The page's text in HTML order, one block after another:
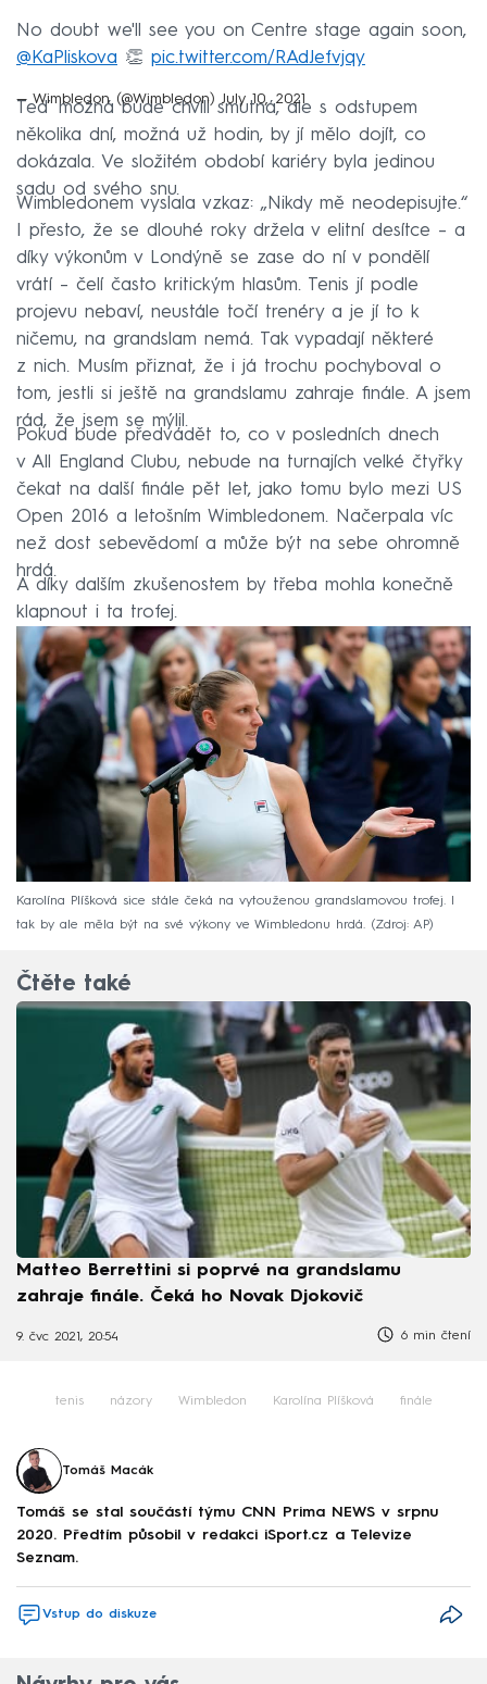
No doubt we'll see you on Centre stage again soon,
@KaPliskova 👏 pic.twitter.com/RAdJefvjqy
— Wimbledon (@Wimbledon) July 10, 2021
Teď možná bude chvíli smutná, ale s odstupem
několika dní, možná už hodin, by jí mělo dojít, co
dokázala. Ve složitém období kariéry byla jedinou
sadu od svého snu.
Wimbledonem vyslala vzkaz: „Nikdy mě neodepisujte.“
I přesto, že se dlouhé roky držela v elitní desítce – a
díky výkonům v Londýně se zase do ní v pondělí
vrátí – čelí často kritickým hlasům. Tenis jí podle
projevu nebaví, neustále točí trenéry a je jí to k
ničemu, na grandslam nemá. Tak vypadají některé
z nich. Musím přiznat, že i já trochu pochyboval o
tom, jestli si ještě na grandslamu zahraje finále. A jsem
rád, že jsem se mýlil.
Pokud bude předvádět to, co v posledních dnech
v All England Clubu, nebude na turnajích velké čtyřky
čekat na další finále pět let, jako tomu bylo mezi US
Open 2016 a letošním Wimbledonem. Načerpala víc
než dost sebevědomí a může být na sebe ohromně
hrdá.
A díky dalším zkušenostem by třeba mohla konečně
klapnout i ta trofej.
Karolína Plíšková sice stále čeká na vytouženou grandslamovou trofej. I
tak by ale měla být na své výkony ve Wimbledonu hrdá.
Zdroj: AP
Čtěte také
Matteo Berrettini si poprvé na grandslamu
zahraje finále. Čeká ho Novak Djokovič
9. čvc 2021, 20:54 6 min čtení
tenis názory Wimbledon Karolína Plíšková finále
Tomáš Macák
Tomáš se stal součástí týmu CNN Prima NEWS v srpnu
2020. Předtím působil v redakci iSport.cz a Televize
Seznam.
Vstup do diskuze